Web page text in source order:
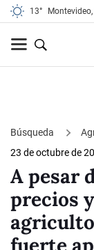
13° Montevideo,
Búsqueda
23 de octubre de
A pesar
precios